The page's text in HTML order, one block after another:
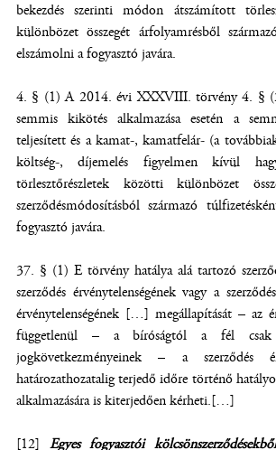
bekezdés szerinti módon átszámított
különbözet összegét árfolyamrésből
elszámolni a fogyasztó javára.
4. § (1) A 2014. évi XXXVIII. törvény 4. §
semmis kikötés alkalmazása esetén a
teljesített és a kamat-, kamatfelár- (a
költség-, díjemelés figyelmen kívül
törlesztőrészletek közötti különbözet
szerződésmódosításból származó
fogyasztó javára.
37. § (1) E törvény hatálya alá tartozó
szerződés érvénytelenségének vagy a
érvénytelenségének […] megállapítását – az
függetlenül – a bíróságtól a fél csak
jogkövetkezményeinek – a szerződés
határozathozatalig terjedő időre történő
alkalmazására is kiterjedően kérheti.[…]
[12] Egyes fogyasztói